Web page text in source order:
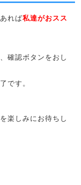
れば私達がおスス
確認ボタンをおし
です。
楽しみにお待ちし